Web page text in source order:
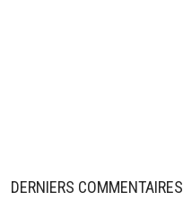
DERNIERS COMMENTAIRES